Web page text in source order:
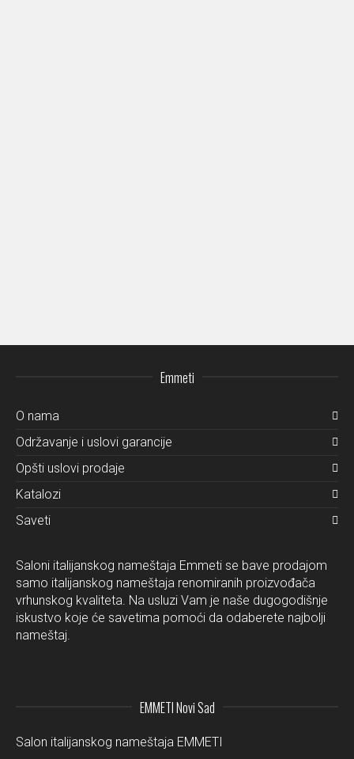
Emmeti
O nama
Održavanje i uslovi garancije
Opšti uslovi prodaje
Katalozi
Saveti
Saloni italijanskog nameštaja Emmeti se bave prodajom
samo italijanskog nameštaja renomiranih proizvođača
vrhunskog kvaliteta. Na usluzi Vam je naše dugogodišnje
iskustvo koje će savetima pomoći da odaberete najbolji
nameštaj.
EMMETI Novi Sad
Salon italijanskog nameštaja EMMETI